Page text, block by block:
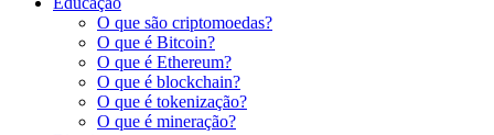
O que são criptomoedas?
O que é Bitcoin?
O que é Ethereum?
O que é blockchain?
O que é tokenização?
O que é mineração?